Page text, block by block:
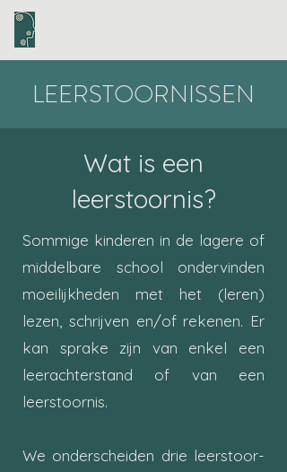
LEERSTOORNISSEN
Wat is een
leerstoornis?
Sommige kinderen in de lagere of
middelbare school ondervinden
moeilijkheden met het (leren)
lezen, schrijven en/of rekenen. Er
kan sprake zijn van enkel een
leerachterstand of van een
leerstoornis.
We onderscheiden drie leer­stoor­